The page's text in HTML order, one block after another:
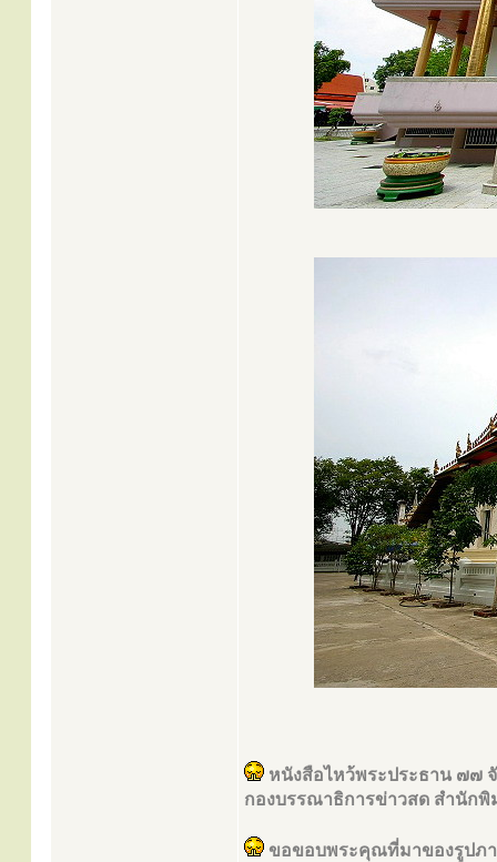
หนังสือไหว้พระประธาน ๗๗
กองบรรณาธิการข่าวสด สำนัก
ขอขอบพระคุณที่มาของรูปภ